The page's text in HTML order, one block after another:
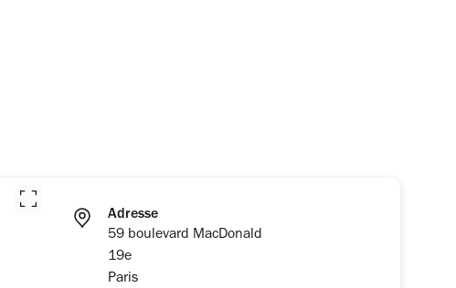
Adresse
59 boulevard MacDonald
19e
Paris